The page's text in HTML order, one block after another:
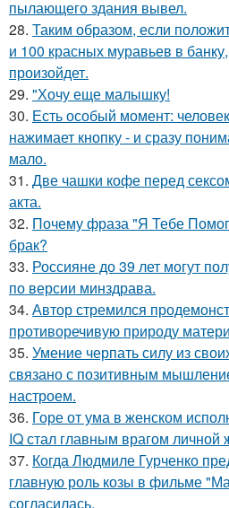
пылающего здания вывел.
28. Таким образом, если
и 100 красных муравьев в
произойдет.
29. "Хочу еще малышку!
30. Есть особый момент:
нажимает кнопку - и сразу
мало.
31. Две чашки кофе перед
акта.
32. Почему фраза "Я Тебе
брак?
33. Россияне до 39 лет могут
по версии минздрава.
34. Автор стремился
противоречивую природу
35. Умение черпать силу из
связано с позитивным
настроем.
36. Горе от ума в женском
IQ стал главным врагом личной
37. Когда Людмиле Гурченко
главную роль козы в фильме
согласилась.